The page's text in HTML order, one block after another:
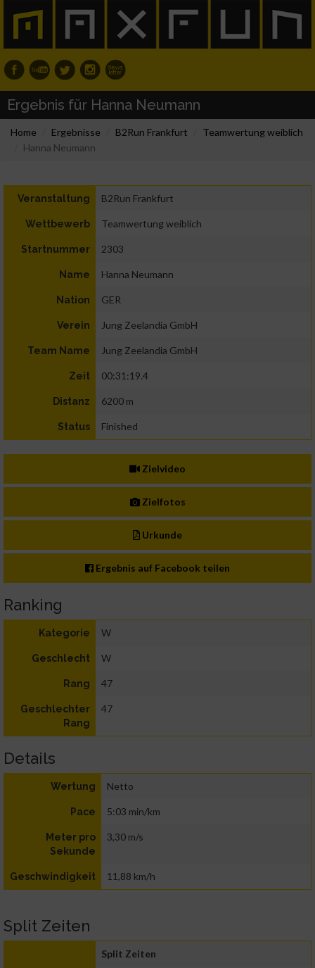
Ergebnis für Hanna Neumann
Home Ergebnisse B2Run Frankfurt
Teamwertung weiblich
Hanna Neumann
Veranstaltung B2Run Frankfurt
Wettbewerb Teamwertung weiblich
Startnummer 2303
Name Hanna Neumann
Nation GER
Verein Jung Zeelandia GmbH
Team Name Jung Zeelandia GmbH
Zeit 00:31:19.4
Distanz 6200 m
Status Finished
Zielvideo
Zielfotos
Urkunde
Ergebnis auf Facebook teilen
Ranking
Kategorie W
Geschlecht W
Rang 47
Geschlechter
Rang
47
Details
Wertung Netto
Pace 5:03 min/km
Meter pro
Sekunde
3,30 m/s
Geschwindigkeit 11,88 km/h
Split Zeiten
Split Zeiten